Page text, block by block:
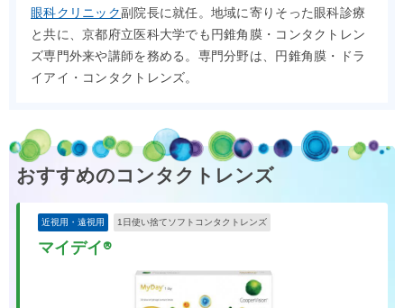
眼科クリニック副院長に就任。地域に寄りそった眼科診療
と共に、京都府立医科大学でも円錐角膜・コンタクトレン
ズ専門外来や講師を務める。専門分野は、円錐角膜・ドラ
イアイ・コンタクトレンズ。
おすすめのコンタクトレンズ
近視用・遠視用 1日使い捨てソフトコンタクトレンズ
マイデイ®